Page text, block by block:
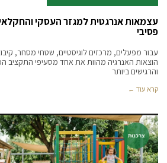
עצמאות אנרגטית למגזר העסקי
פסיבי
עבור מפעלים, מרכזים לוגיסטיים, שטחי מסחר,
הוצאות האנרגיה מהוות את אחד מסעיפי התקציב
והרגישים ביותר
קרא עוד ←
צרכנות